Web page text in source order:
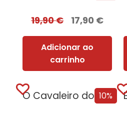
19,90€ 17,90 €
Adicionar ao
carrinho
10%
O Cavaleiro dos Sete Reinos [Nova Edição]